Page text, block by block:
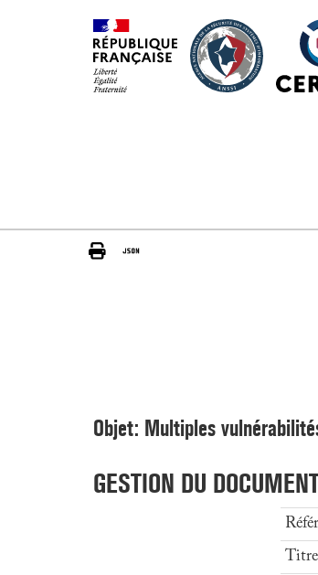
Objet: Multiples
GESTION DU
Titre